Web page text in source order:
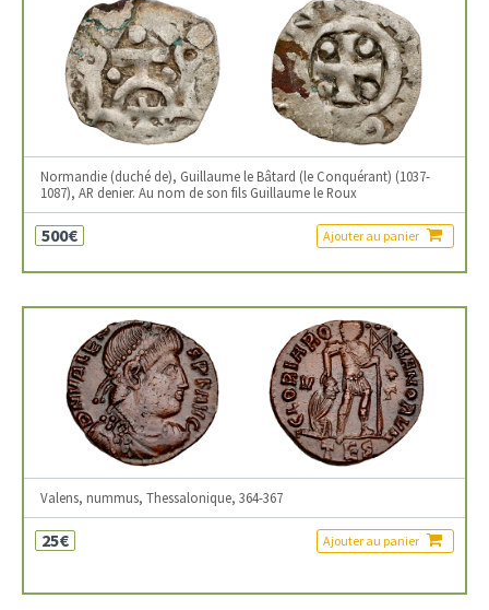
Normandie (duché de), Guillaume le Bâtard (le Conquérant) (1037-
1087), AR denier. Au nom de son fils Guillaume le Roux
500€ Ajouter au panier
Valens, nummus, Thessalonique, 364-367
25€ Ajouter au panier